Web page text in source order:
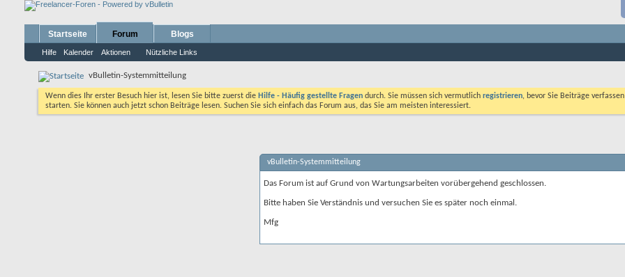
Startseite Forum
Hilfe Kalender Aktionen Nützliche Links
Blogs
vBulletin-Systemmitteilung
Wenn dies Ihr erster Besuch hier ist, lesen Sie bitte zuerst die Hilfe - Häufig gestellte Fragen durch. Sie müssen sich vermutlich registrieren, bevor Sie Beiträge
starten. Sie können auch jetzt schon Beiträge lesen. Suchen Sie sich einfach das Forum aus, das Sie am meisten interessiert.
vBulletin-Systemmitteilung
Das Forum ist auf Grund von Wartungsarbeiten vorübergehend geschlossen.
Bitte haben Sie Verständnis und versuchen Sie es später noch einmal.
Mfg